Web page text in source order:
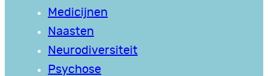
Medicijnen
Naasten
Neurodiversiteit
Psychose